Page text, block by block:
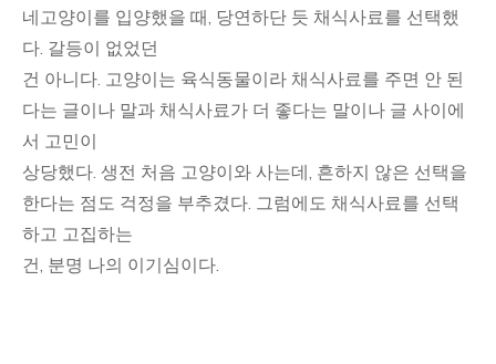
네고양이를 입양했을 때, 당연하단 듯 채식사료를 선택했
다. 갈등이 없었던
건 아니다. 고양이는 육식동물이라 채식사료를 주면 안 된
다는 글이나 말과 채식사료가 더 좋다는 말이나 글 사이에
서 고민이
상당했다. 생전 처음 고양이와 사는데, 흔하지 않은 선택을
한다는 점도 걱정을 부추겼다. 그럼에도 채식사료를 선택
하고 고집하는
건, 분명 나의 이기심이다.